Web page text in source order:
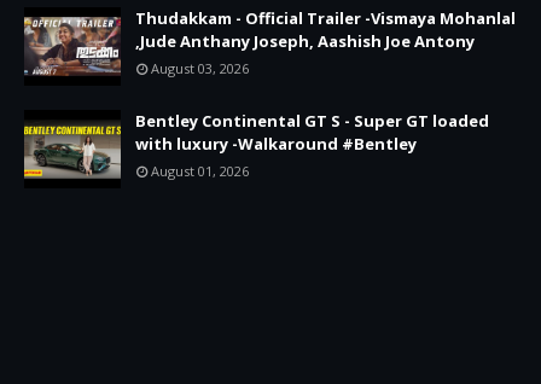
Thudakkam - Official Trailer -Vismaya Mohanlal
,Jude Anthany Joseph, Aashish Joe Antony
August 03, 2026
Bentley Continental GT S - Super GT loaded
with luxury -Walkaround #Bentley
August 01, 2026